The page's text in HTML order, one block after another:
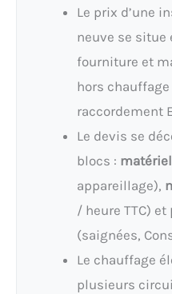
Le prix d’une
neuve se situe
fourniture et
hors
raccordement
Le devis se
blocs : matériel
appareillage),
/ heure TTC) et
(saignées,
Le chauffage
plusieurs